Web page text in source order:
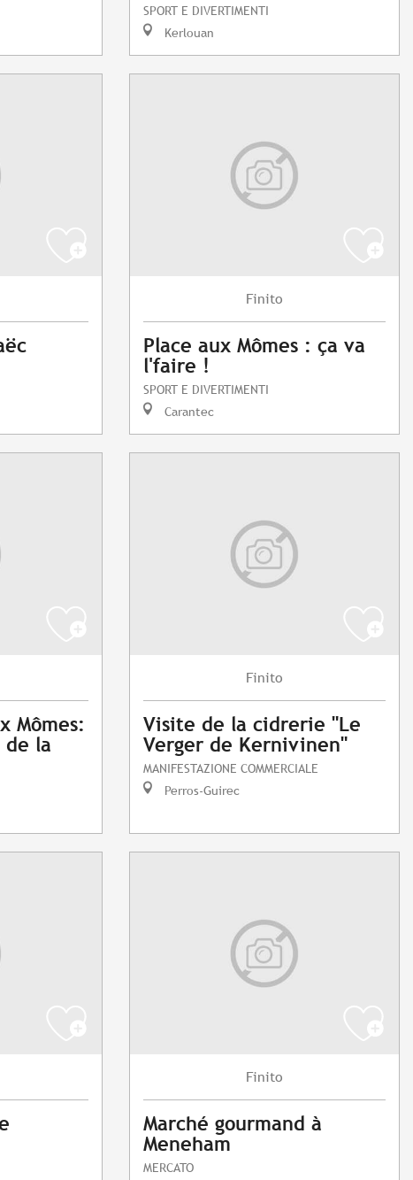
SPORT E DIVERTIMENTI
Kerlouan
Finito
Place aux Mômes : ça va
l'faire !
SPORT E DIVERTIMENTI
Carantec
Mômes:
de la
Finito
Visite de la cidrerie "Le
Verger de Kernivinen"
MANIFESTAZIONE COMMERCIALE
Perros-Guirec
Finito
Marché gourmand à
Meneham
MERCATO